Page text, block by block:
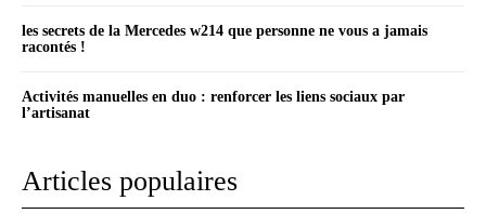
les secrets de la Mercedes w214 que personne ne vous a jamais
racontés !
Activités manuelles en duo : renforcer les liens sociaux par
l’artisanat
Articles populaires